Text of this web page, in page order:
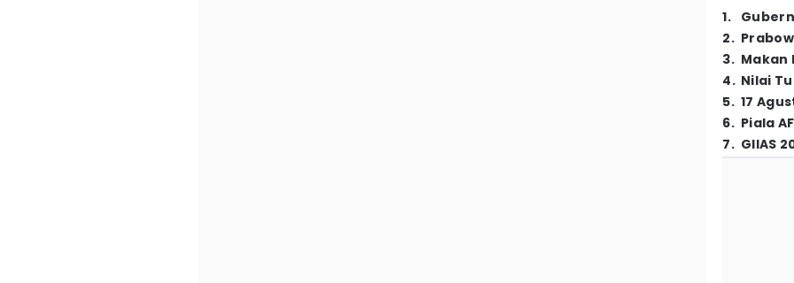
1.
2.
3. Makan
4. Nilai
5. 17
6. Piala
7. GIIAS